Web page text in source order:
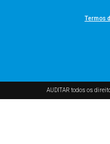
Termos
AUDITAR todos os